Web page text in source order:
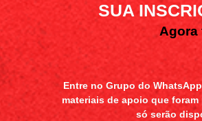
SUA
Agora
Entre no Grupo do
materiais de apoio que
só serão